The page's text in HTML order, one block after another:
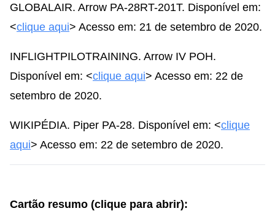
GLOBALAIR. Arrow PA-28RT-201T. Disponível em:
<clique aqui> Acesso em: 21 de setembro de 2020.
INFLIGHTPILOTRAINING. Arrow IV POH.
Disponível em: <clique aqui> Acesso em: 22 de
setembro de 2020.
WIKIPÉDIA. Piper PA-28. Disponível em: <clique
aqui> Acesso em: 22 de setembro de 2020.
Cartão resumo (clique para abrir):